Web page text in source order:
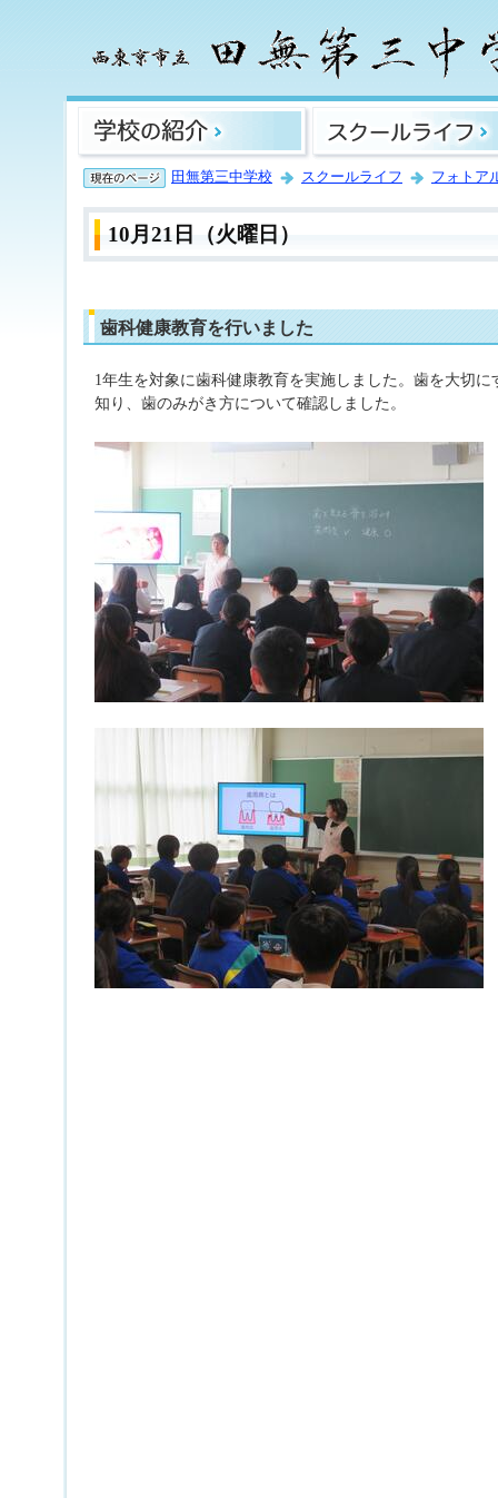
田無第三中学校 スクールライフ フォトア
10月21日（火曜日）
歯科健康教育を行いました
1年生を対象に歯科健康教育を実施しました。歯を大切
知り、歯のみがき方について確認しました。